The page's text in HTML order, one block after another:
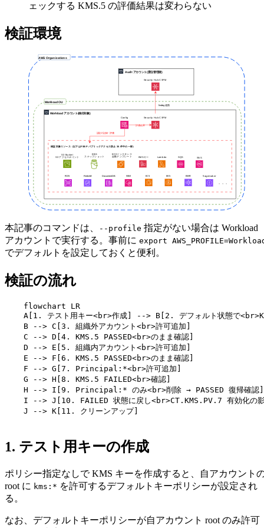
ェックする KMS.5 の評価結果は変わらない
検証環境
本記事のコマンドは、 --profile 指定がない場合は Workload
アカウントで実行する。事前に export
でデフォルトを設定しておくと便利。
検証の流れ
    flowchart LR
A[1. テスト用キー<br>作成] --> B[2. デフォルト状態で
    B --> C[3. 組織外アカウント<br>許可追加]
    C --> D[4. KMS.5 PASSED<br>のまま確認]
    D --> E[5. 組織内アカウント<br>許可追加]
    E --> F[6. KMS.5 PASSED<br>のまま確認]
    F --> G[7. Principal:*<br>許可追加]
    G --> H[8. KMS.5 FAILED<br>確認]
    H --> I[9. Principal:* のみ<br>削除 → PASSED 復帰確認]
I --> J[10. FAILED 状態に戻し<br>CT.KMS.PV.7 有効化の
    J --> K[11. クリーンアップ]
1. テスト用キーの作成
ポリシー指定なしで KMS キーを作成すると、自アカウント
root に kms:* を許可するデフォルトキーポリシーが設定され
る。
なお、デフォルトキーポリシーが自アカウント root のみ許可